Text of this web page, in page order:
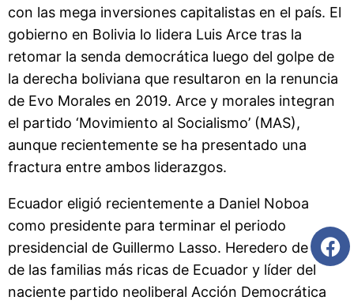
con las mega inversiones capitalistas en el país. El
gobierno en Bolivia lo lidera Luis Arce tras la
retomar la senda democrática luego del golpe de
la derecha boliviana que resultaron en la renuncia
de Evo Morales en 2019. Arce y morales integran
el partido ‘Movimiento al Socialismo’ (MAS),
aunque recientemente se ha presentado una
fractura entre ambos liderazgos.
Ecuador eligió recientemente a Daniel Noboa
como presidente para terminar el periodo
presidencial de Guillermo Lasso. Heredero de una
de las familias más ricas de Ecuador y líder del
naciente partido neoliberal Acción Democrática